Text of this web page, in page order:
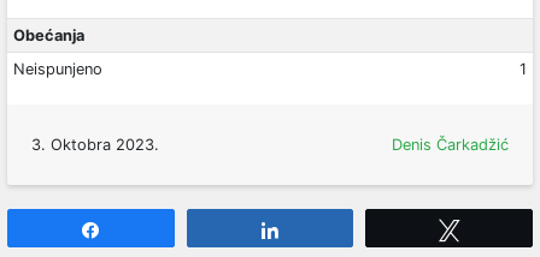
Obećanja
Neispunjeno
1
3. Oktobra 2023. Denis Čarkadžić